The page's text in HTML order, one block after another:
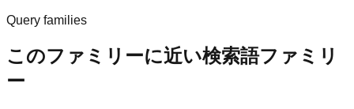
Query families
このファミリーに近い検索語ファミリ
ー